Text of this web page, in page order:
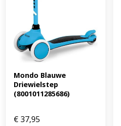
Mondo Blauwe
Driewielstep
(8001011285686)
€37,95